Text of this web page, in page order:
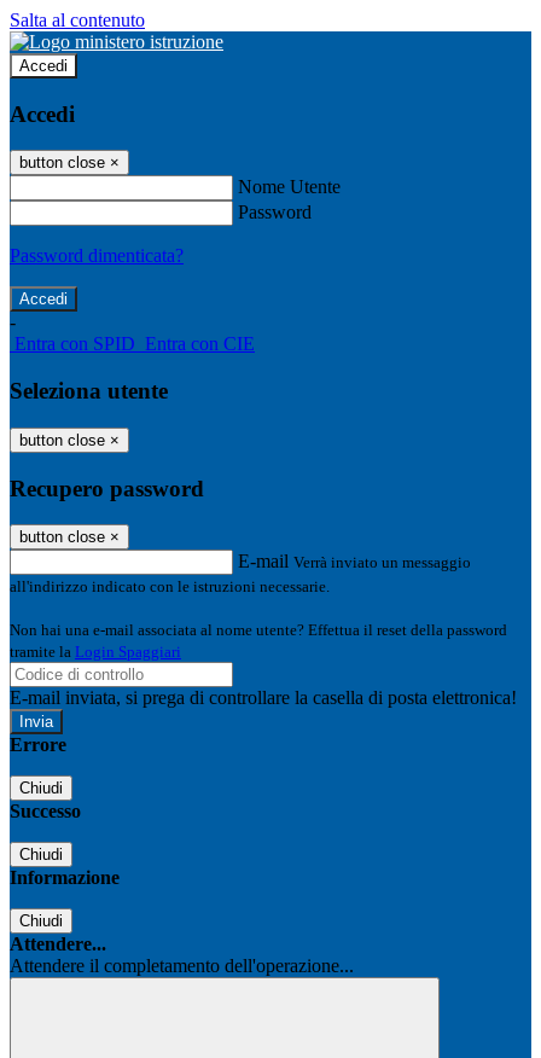
Salta al contenuto
Accedi
Accedi
button close ×
Nome Utente
Password
Password dimenticata?
-
Entra con SPID Entra con CIE
Seleziona utente
button close ×
Recupero password
button close ×
E-mail Verrà inviato un messaggio
all'indirizzo indicato con le istruzioni necessarie.
Non hai una e-mail associata al nome utente? Effettua il reset della password
tramite la Login Spaggiari
E-mail inviata, si prega di controllare la casella di posta elettronica!
Errore
Chiudi
Successo
Chiudi
Informazione
Chiudi
Attendere...
Attendere il completamento dell'operazione...